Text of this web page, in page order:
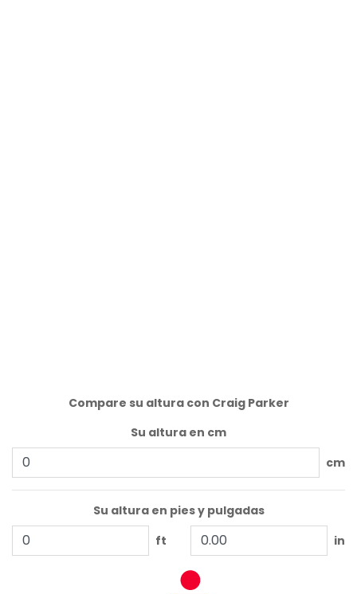
Compare su altura con Craig Parker
Su altura en cm
cm
Su altura en pies y pulgadas
ft
in